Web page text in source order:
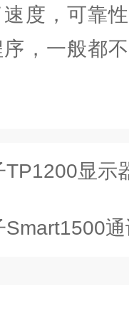
度，可靠
，一般都
TP1200显示
Smart1500